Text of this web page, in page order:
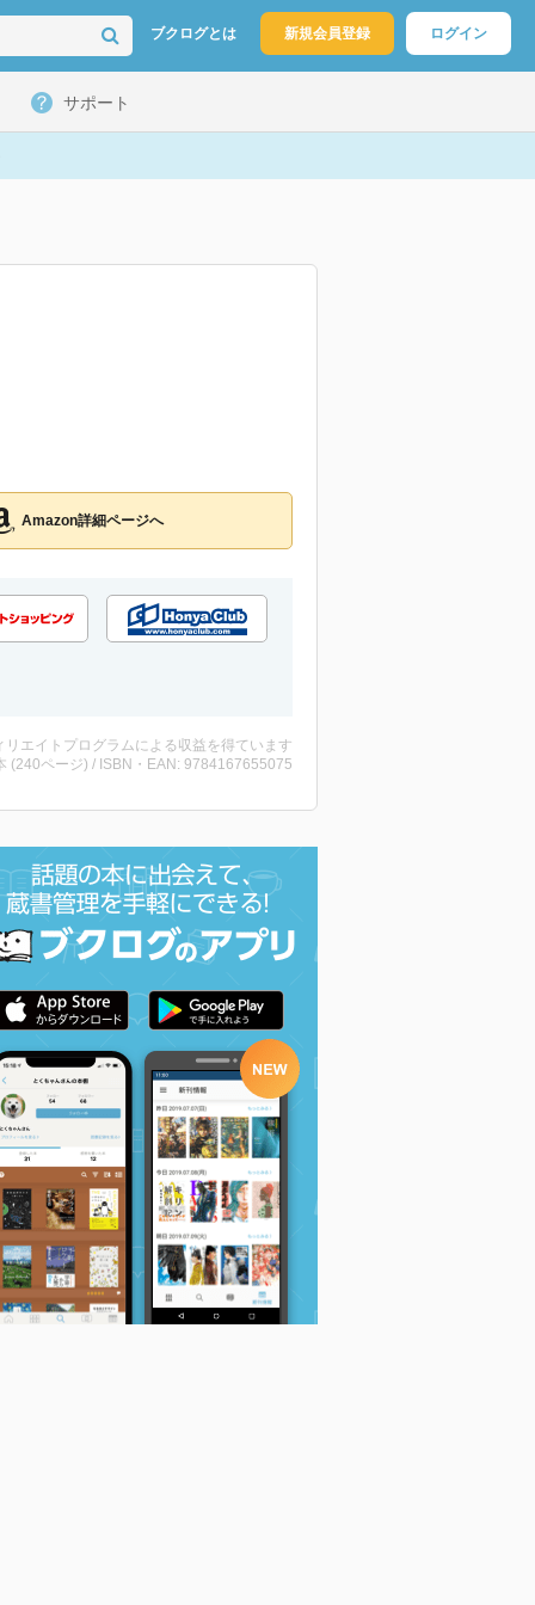
ブクログとは 新規会員登録 ログイン
サポート
Amazon詳細ページへ
リエイトプログラムによる収益を得ています
(240ページ) / ISBN・EAN: 9784167655075